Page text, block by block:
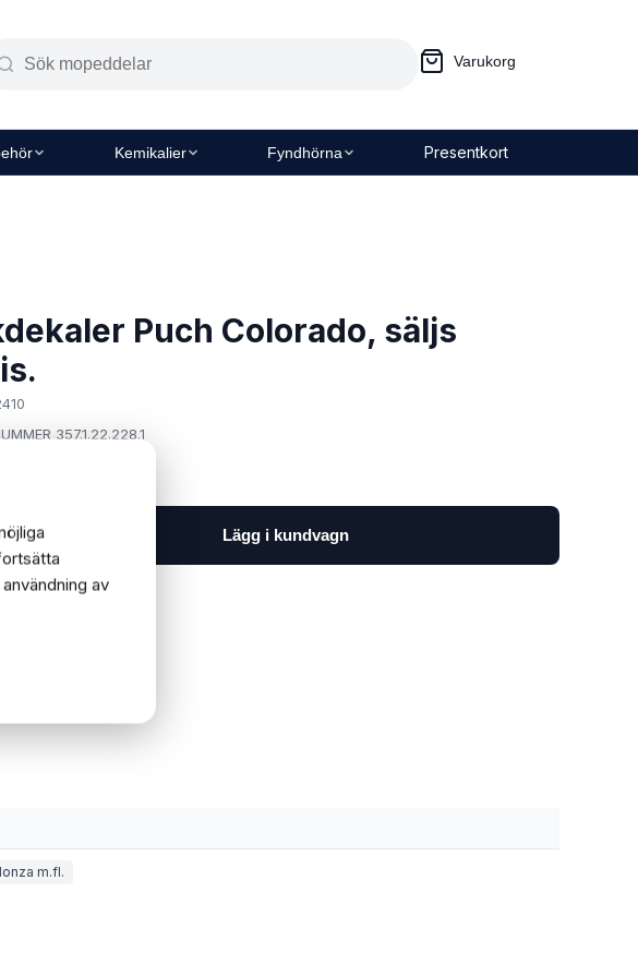
Varukorg
Kemikalier Fyndhörna Presentkort
Puch Colorado, säljs
357.1.22.228.1
1 Lägg i kundvagn
m.fl.
av